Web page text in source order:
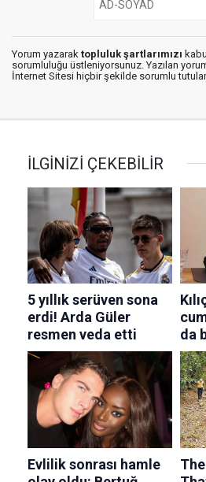
Yorum yazarak topluluk şartlarımızı
sorumluluğu üstleniyorsunuz. Yazılan
İnternet Sitesi hiçbir şekilde sorumlu